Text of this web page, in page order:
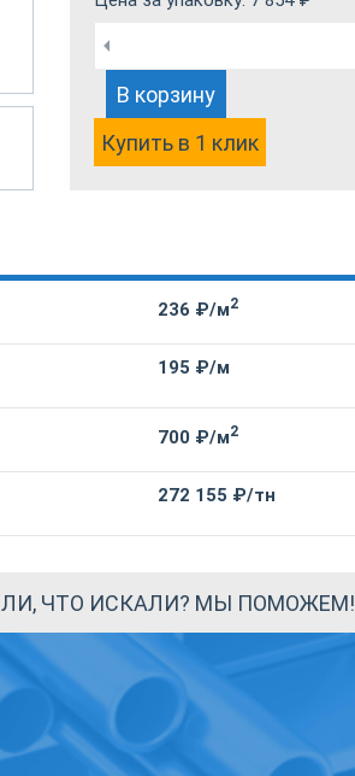
В корзину
Купить в 1 клик
236 ₽/м2
195 ₽/м
700 ₽/м2
272 155 ₽/тн
ЧТО ИСКАЛИ? МЫ ПОМОЖЕМ!